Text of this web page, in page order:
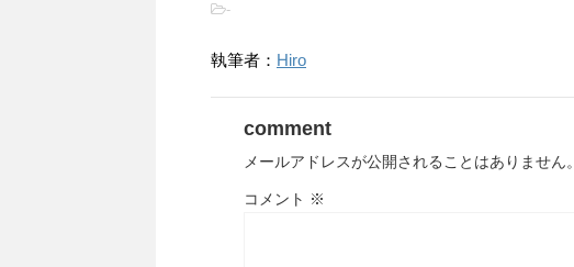
-
執筆者： Hiro
comment
メールアドレスが公開されることはありません。
コメント ※